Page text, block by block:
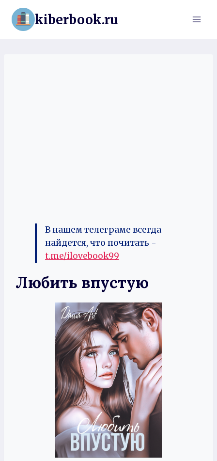
Перейти
содержимому
kiberbook.ru
В нашем телеграме всегда
найдется, что почитать -
t.me/ilovebook99
Любить впустую